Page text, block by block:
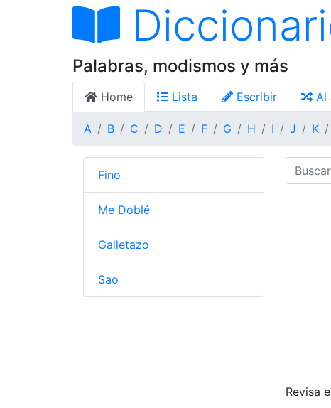
Palabras, modismos y más
Home Lista Escribir Al
A B C D E F G H I J K
Revisa
Fino
Me Doblé
Galletazo
Sao